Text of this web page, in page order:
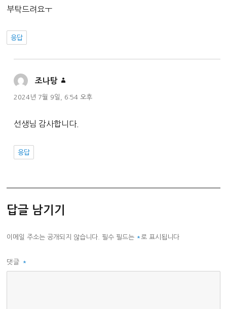
부탁드려요ㅜ
응답
조나탕
글:
2024년 7월 9일, 6:54 오후
선생님 감사합니다.
응답
답글 남기기
이메일 주소는 공개되지 않습니다. 필수 필드는 * 로 표시됩니다
댓글 *